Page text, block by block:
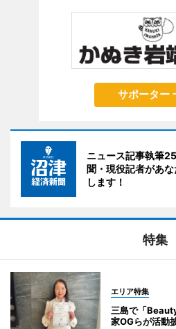
サポーター
ニュース記事執筆
聞・現役記者があ
します！
特集
エリア特集
三島で「
家OGらが活動